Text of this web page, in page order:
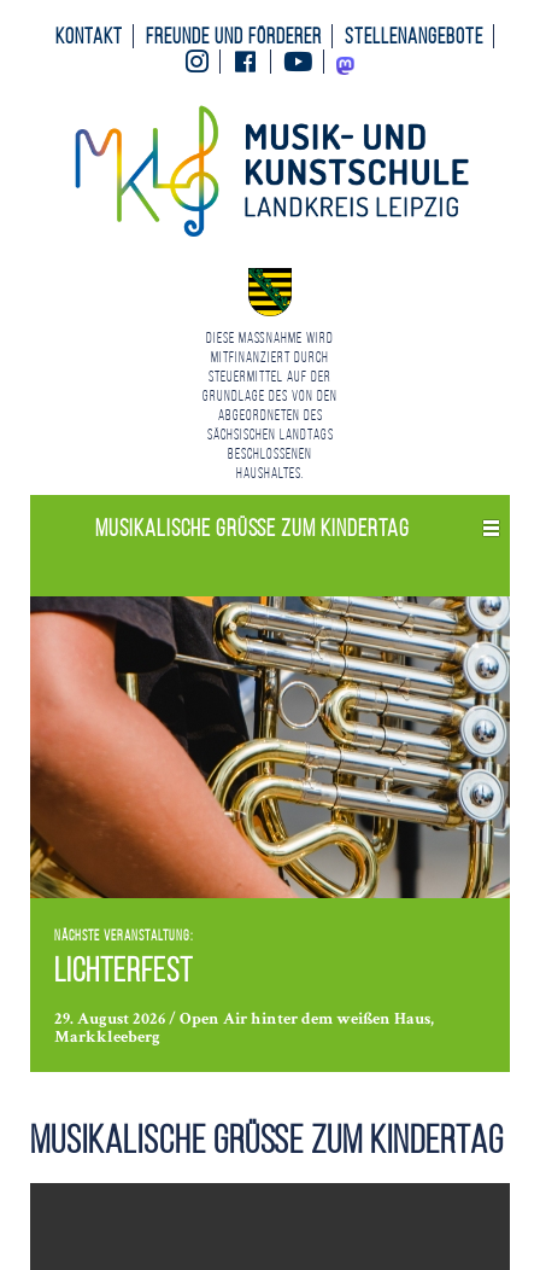
Kontakt Freunde und Förderer
Stellenangebote
InstagramFacebookYoutubeMastodon
Diese Maßnahme wird
mitfinanziert durch
Steuermittel auf der
Grundlage des von den
Abgeordneten des
Sächsischen Landtags
beschlossenen
Haushaltes.
Musikalische Grüße zum Kindertag
Nächste Veranstaltung:
Lichterfest
29. August 2026 / Open Air hinter dem weißen Haus,
Markkleeberg
Musikalische Grüße zum Kindertag